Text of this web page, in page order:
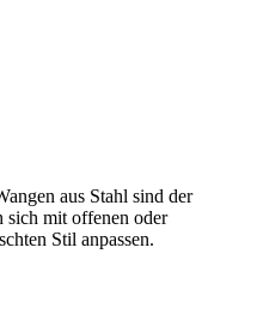
aus Stahl sind der
sich mit offenen oder
Stil anpassen.